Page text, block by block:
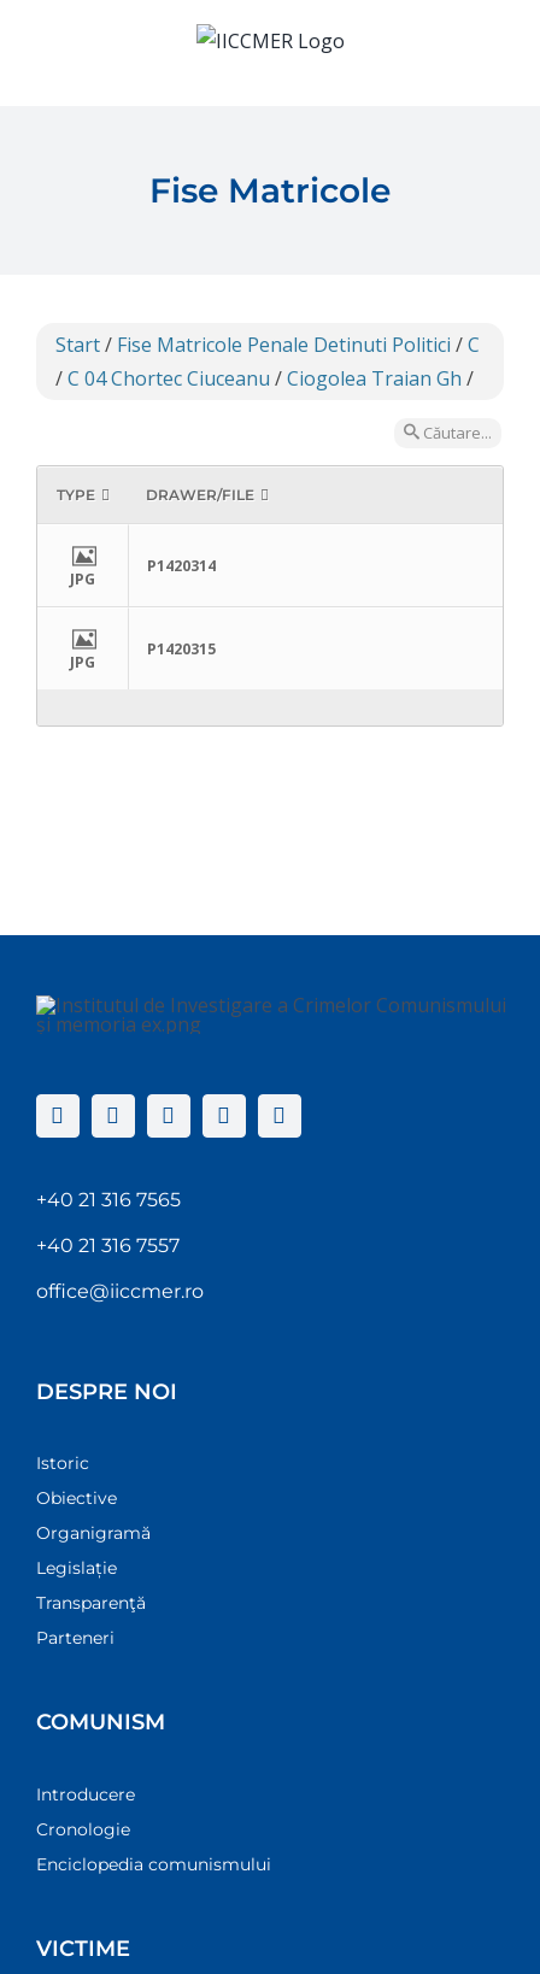
Fise Matricole
Start/ Fise Matricole Penale Detinuti Politici /C
/C 04 Chortec Ciuceanu /Ciogolea Traian Gh /
Căutare...
TYPE DRAWER/FILE
JPG
P1420314
JPG
P1420315
+40 21 316 7565
+40 21 316 7557
office@iiccmer.ro
DESPRE NOI
Istoric
Obiective
Organigramă
Legislație
Transparenţă
Parteneri
COMUNISM
Introducere
Cronologie
Enciclopedia comunismului
VICTIME